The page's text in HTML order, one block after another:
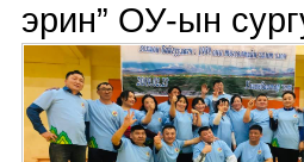
эрин” ОУ-ын